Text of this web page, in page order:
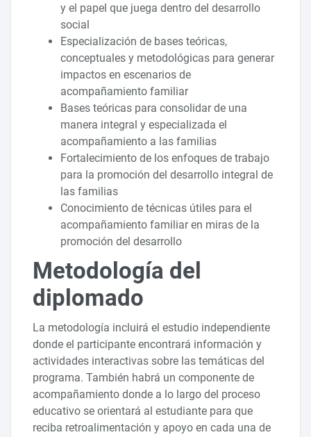
y el papel que juega dentro del desarrollo
social
Especialización de bases teóricas,
conceptuales y metodológicas para generar
impactos en escenarios de
acompañamiento familiar
Bases teóricas para consolidar de una
manera integral y especializada el
acompañamiento a las familias
Fortalecimiento de los enfoques de trabajo
para la promoción del desarrollo integral de
las familias
Conocimiento de técnicas útiles para el
acompañamiento familiar en miras de la
promoción del desarrollo
Metodología del
diplomado
La metodología incluirá el estudio independiente
donde el participante encontrará información y
actividades interactivas sobre las temáticas del
programa. También habrá un componente de
acompañamiento donde a lo largo del proceso
educativo se orientará al estudiante para que
reciba retroalimentación y apoyo en cada una de